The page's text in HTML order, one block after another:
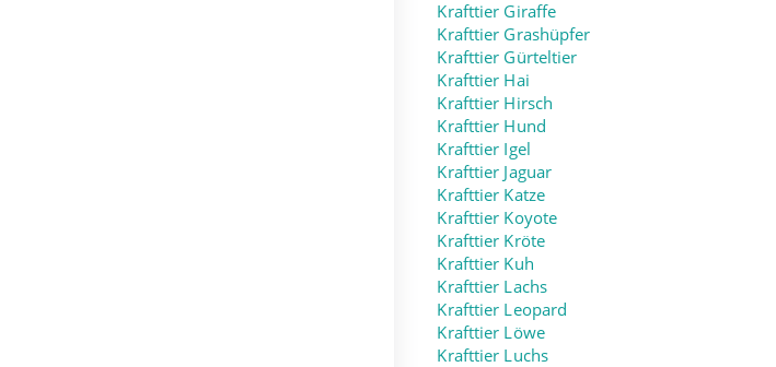
Krafttier Giraffe
Krafttier Grashüpfer
Krafttier Gürteltier
Krafttier Hai
Krafttier Hirsch
Krafttier Hund
Krafttier Igel
Krafttier Jaguar
Krafttier Katze
Krafttier Koyote
Krafttier Kröte
Krafttier Kuh
Krafttier Lachs
Krafttier Leopard
Krafttier Löwe
Krafttier Luchs